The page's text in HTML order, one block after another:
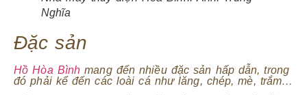
Nghĩa
Đặc sản
Hồ Hòa Bình mang đến nhiều đặc sản hấp dẫn, trong
đó phải kể đến các loài cá như lăng, chép, mè, trắm…